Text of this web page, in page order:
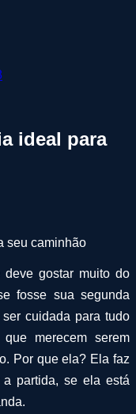
ideal para
gostar muito do
fosse sua segunda
cuidada para tudo
merecem serem
Por que ela? Ela faz
partida, se ela está